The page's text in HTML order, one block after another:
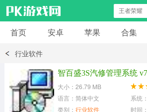
安卓应用
模拟经营
首页 安卓 苹果 合集
行业软件
智百盛3S汽修管理系统
大小：26.79 MB
语言：简体中文
系统
类别： 行业软件 时间